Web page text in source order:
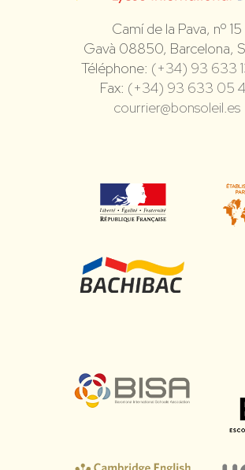
Camí de la Pava, nº 15
Gavà 08850, Barcelona,
Téléphone: (+34) 93 633
Fax: (+34) 93 633 05
courrier@bonsoleil.es